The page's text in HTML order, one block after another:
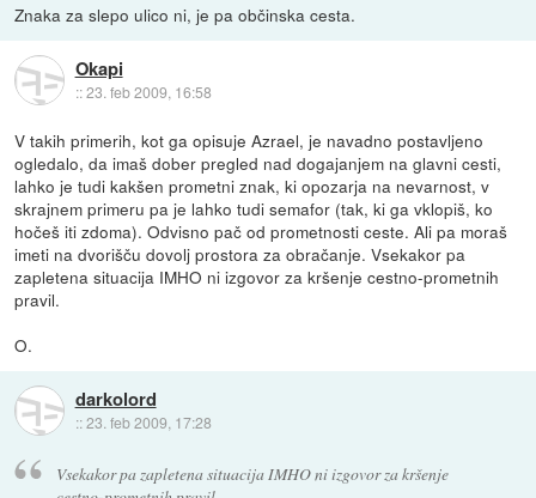
Znaka za slepo ulico ni, je pa občinska cesta.
Okapi
::23. feb 2009, 16:58
V takih primerih, kot ga opisuje Azrael, je navadno postavljeno
ogledalo, da imaš dober pregled nad dogajanjem na glavni cesti,
lahko je tudi kakšen prometni znak, ki opozarja na nevarnost, v
skrajnem primeru pa je lahko tudi semafor (tak, ki ga vklopiš, ko
hočeš iti zdoma). Odvisno pač od prometnosti ceste. Ali pa moraš
imeti na dvorišču dovolj prostora za obračanje. Vsekakor pa
zapletena situacija IMHO ni izgovor za kršenje cestno-prometnih
pravil.
O.
darkolord
::23. feb 2009, 17:28
Vsekakor pa zapletena situacija IMHO ni izgovor za kršenje